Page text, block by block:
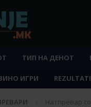
ТИП НА ДЕНОТ
ИГРИ
Натпревар со